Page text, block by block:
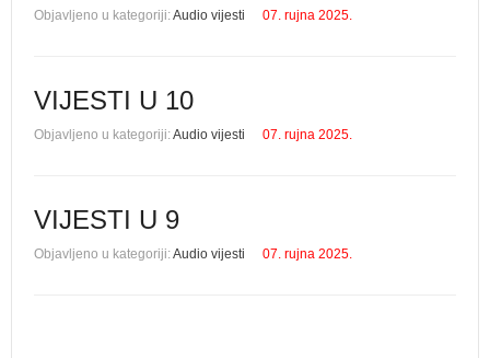
Objavljeno u kategoriji:Audio vijesti 07. rujna 2025.
VIJESTI U 10
Objavljeno u kategoriji:Audio vijesti 07. rujna 2025.
VIJESTI U 9
Objavljeno u kategoriji:Audio vijesti 07. rujna 2025.